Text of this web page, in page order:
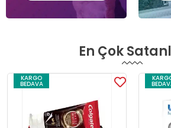
En Çok
KARGO
BEDAVA